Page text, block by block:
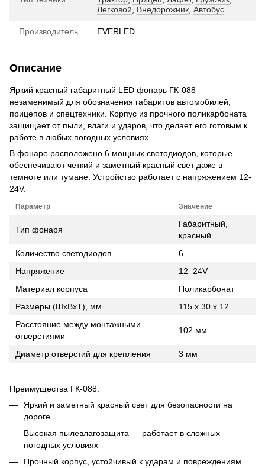
Легковой
Внедорожник Автобус
Производитель EVERLED
Описание
Яркий красный габаритный LED фонарь ГК-088 —
незаменимый для обозначения габаритов автомобилей,
прицепов и спецтехники. Корпус из прочного поликарбоната
защищает от пыли, влаги и ударов, что делает его готовым к
работе в любых погодных условиях.
В фонаре расположено 6 мощных светодиодов, которые
обеспечивают четкий и заметный красный свет даже в
темноте или тумане. Устройство работает с напряжением 12-
24V.
Параметр Значение
Тип фонаря
Габаритный,
красный
Количество светодиодов
6
Напряжение
12–24V
Материал корпуса
Поликарбонат
Размеры (ШхВхТ), мм
115 x 30 x 12
Расстояние между монтажными
отверстиями
102 мм
Диаметр отверстий для крепления 3 мм
Преимущества ГК-088:
Яркий и заметный красный свет для безопасности на
дороге
Высокая пылевлагозащита — работает в сложных
погодных условиях
Прочный корпус, устойчивый к ударам и повреждениям